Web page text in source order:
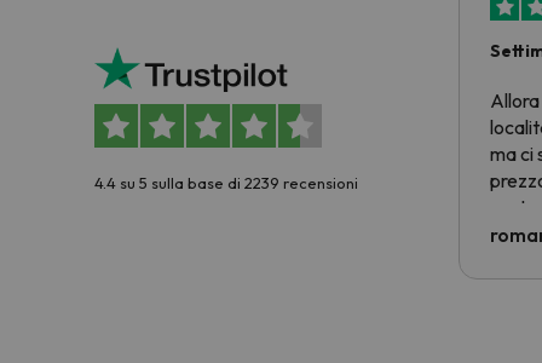
4.4 su 5 sulla base di 2239 recensioni
Allora
ma ci